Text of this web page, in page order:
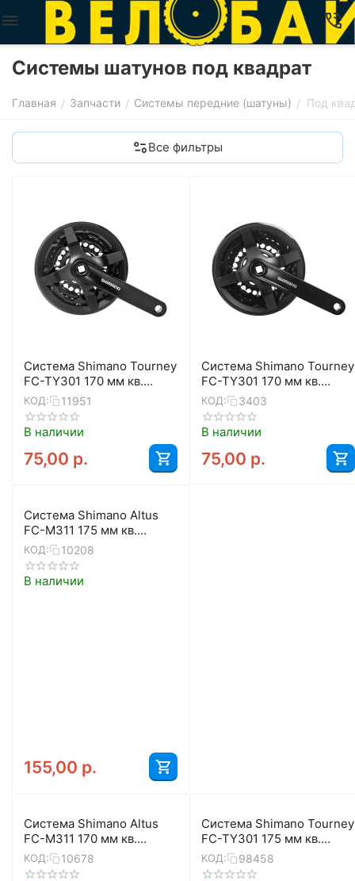
Системы шатунов под квадрат
Главная / Запчасти / Системы передние (шатуны) / Под
Все фильтры
Система Shimano Tourney
FC-TY301 170 мм кв.
48/38/28 с защитой
КОД: 11951
В наличии
75,00 р.
Система Shimano Tourney
FC-TY301 170 мм кв.
42/34/24 с защитой
КОД: 3403
В наличии
75,00 р.
Система Shimano Altus
FC-M311 175 мм кв.
48/38/28 с защитой
(чёрный)
КОД: 10208
В наличии
155,00 р.
Система Shimano Altus
FC-M311 170 мм кв.
48/38/28 с защитой
(чёрный)
КОД: 10678
Система Shimano Tourney
FC-TY301 175 мм кв.
48/38/28 с защитой
КОД: 98458